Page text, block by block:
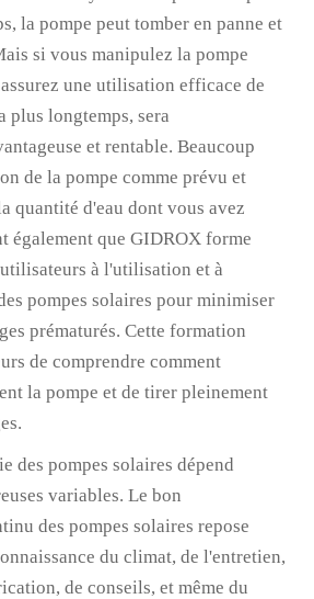
la pompe peut tomber en panne et
si vous manipulez la pompe
une utilisation efficace de
plus longtemps, sera
et rentable. Beaucoup
de la pompe comme prévu et
quantité d'eau dont vous avez
également que GIDROX forme
à l'utilisation et à
pompes solaires pour minimiser
prématurés. Cette formation
de comprendre comment
la pompe et de tirer pleinement
des pompes solaires dépend
variables. Le bon
des pompes solaires repose
du climat, de l'entretien,
de conseils, et même du